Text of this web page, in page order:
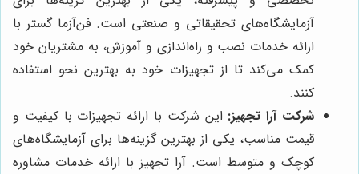
آزمایشگاه‌های تحقیقاتی و صنعتی است. فن‌آزما گستر با
ارائه خدمات نصب و راه‌اندازی و آموزش، به مشتریان خود
کمک می‌کند تا از تجهیزات خود به بهترین نحو استفاده
کنند.
شرکت آرا تجهیز: این شرکت با ارائه تجهیزات با کیفیت و
قیمت مناسب، یکی از بهترین گزینه‌ها برای آزمایشگاه‌های
کوچک و متوسط است. آرا تجهیز با ارائه خدمات مشاوره